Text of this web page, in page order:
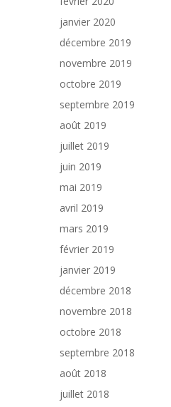
janvier 2020
décembre 2019
novembre 2019
octobre 2019
septembre 2019
août 2019
juillet 2019
juin 2019
mai 2019
avril 2019
mars 2019
février 2019
janvier 2019
décembre 2018
novembre 2018
octobre 2018
septembre 2018
août 2018
juillet 2018